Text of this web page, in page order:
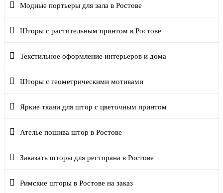
Модные портьеры для зала в Ростове
Шторы с растительным принтом в Ростове
Текстильное оформление интерьеров и дома
Шторы с геометрическими мотивами
Яркие ткани для штор с цветочным принтом
Ателье пошива штор в Ростове
Заказать шторы для ресторана в Ростове
Римские шторы в Ростове на заказ